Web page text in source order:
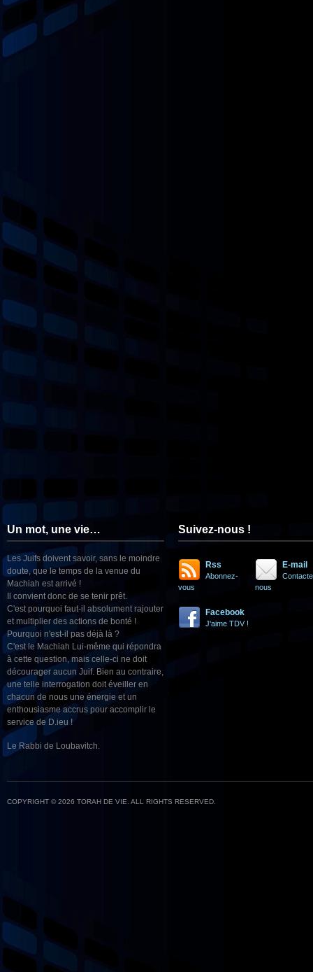
Un mot, une vie…
Les Juifs doivent savoir, sans le moindre
doute, que le temps de la venue du
Machiah est arrivé !
Il convient donc de se tenir prêt.
C'est pourquoi faut-il absolument rajouter
et multiplier des actions de bonté !
Pourquoi n'est-il pas déjà là ?
C'est le Machiah Lui-même qui répondra
à cette question, mais celle-ci ne doit
décourager aucun Juif. Bien au contraire,
une telle interrogation doit éveiller en
chacun de nous une énergie et un
enthousiasme accrus pour accomplir le
service de D.ieu !
Le Rabbi de Loubavitch.
Suivez-nous !
Rss
Abonnez-
vous
E-mail
nous
Facebook
J'aime TDV !
COPYRIGHT © 2026 TORAH DE VIE. ALL RIGHTS RESERVED.